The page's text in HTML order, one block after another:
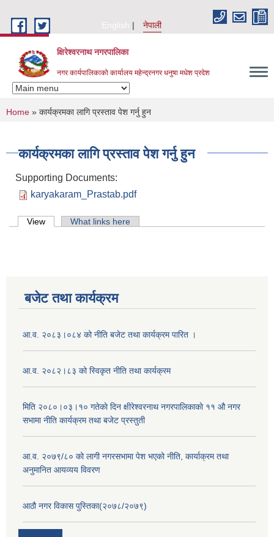
English
नेपाली
क्षिरेश्वरनाथ नगरपालिका
नगर कार्यपालिकाको कार्यालय महेन्द्रनगर धनुषा मधेश प्रदेश
You are here
Home » कार्यक्रमका लागि प्रस्ताव पेश गर्नु हुन
कार्यक्रमका लागि प्रस्ताव पेश गर्नु हुन
Supporting Documents:
karyakaram_Prastab.pdf
Primary tabs
View (active tab)What links here
बजेट तथा कार्यक्रम
आ.व. २०८३।०८४ को नीति बजेट तथा कार्यक्रम पारित ।
आ.व. २०८२।८३ को स्विकृत नीति तथा कार्यक्रम
मिति २०८०।०३।१० गतेकाे दिन क्षीरेश्वरनाथ नगरपालिकाकाे ११ ‍औ नगर
सभामा नीति कार्यक्रम तथा बजेट प्रस्तुती
आ.व. २०७९/८० को लागी नगरसभामा पेश भएको नीति, कार्याक्रम तथा
अनुमानित आयव्यय विवरण
आठौ नगर विकास पुस्तिका(२०७८/२०७९)